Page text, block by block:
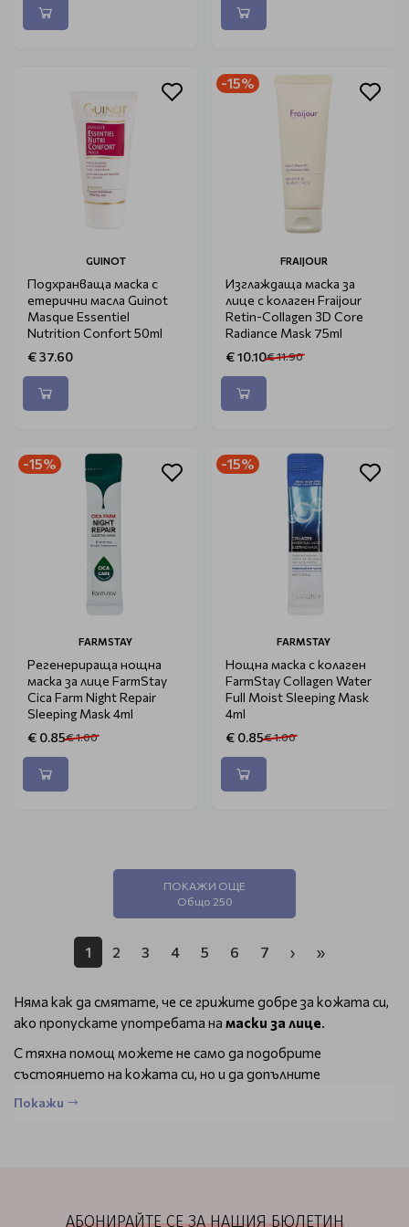
GUINOT
Подхранваща маска с
етерични масла Guinot
Masque Essentiel
Nutrition Confort 50ml
€ 37.60
-15%
FRAIJOUR
Изглаждаща маска за
лице с колаген Fraijour
Retin-Collagen 3D Core
Radiance Mask 75ml
€ 10.10€ 11.90
-15%
FARMSTAY
Регенерираща нощна
маска за лице FarmStay
Cica Farm Night Repair
Sleeping Mask 4ml
€ 0.85€ 1.00
-15%
FARMSTAY
Нощна маска с колаген
FarmStay Collagen Water
Full Moist Sleeping Mask
4ml
€ 0.85€ 1.00
ПОКАЖИ ОЩЕ
Общо 250
1 2 3 4 5 6 7 › »
Няма как да смятате, че се грижите добре за кожата си,
ако пропускате употребата на маски за лице.
С тяхна помощ можете не само да подобрите
състоянието на кожата си, но и да допълните
действието на останалата козметика, която нанасяте
постигнете определени цели.
Покажи
АБОНИРАЙТЕ СЕ ЗА НАШИЯ БЮЛЕТИН